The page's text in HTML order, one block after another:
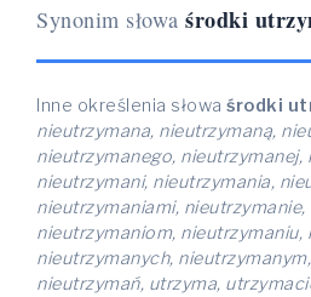
Synonim słowa środki
Inne określenia słowa środki
nieutrzymana, nieutrzymaną,
nieutrzymanego, nieutrzymanej,
nieutrzymani, nieutrzymania,
nieutrzymaniami,
nieutrzymaniom, nieutrzymaniu,
nieutrzymanych,
nieutrzymań, utrzyma,